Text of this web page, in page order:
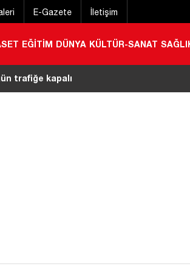
E-Gazete İletişim
EĞİTİM DÜNYA KÜLTÜR-SANAT
trafiğe kapalı